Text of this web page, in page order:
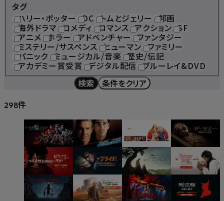
タグ
ハリー・ポッター
DC トムとジェリー 邦画
海外ドラマ コメディ ロマンス アクション SF
アニメ ホラー アドベンチャー ファンタジー
ミステリー/サスペンス ヒューマン ファミリー
パニック ミュージカル/音楽 歴史/伝記
アカデミー賞受賞 デジタル配信 ブルーレイ&DVD
検索
条件をクリア
298件